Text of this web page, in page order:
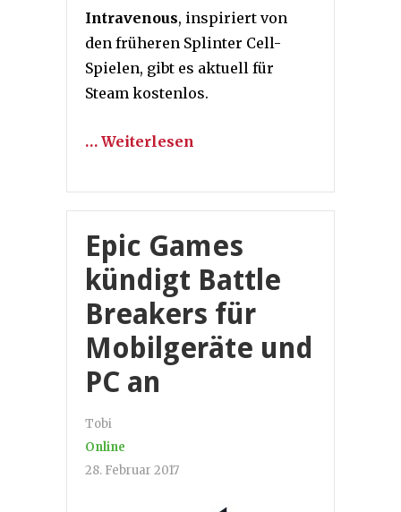
Intravenous, inspiriert von
den früheren Splinter Cell-
Spielen, gibt es aktuell für
Steam kostenlos.
… Weiterlesen
Epic Games
kündigt Battle
Breakers für
Mobilgeräte und
PC an
Tobi
Online
28. Februar 2017